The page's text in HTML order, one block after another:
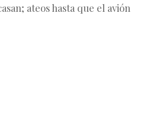
ateos hasta que el avión